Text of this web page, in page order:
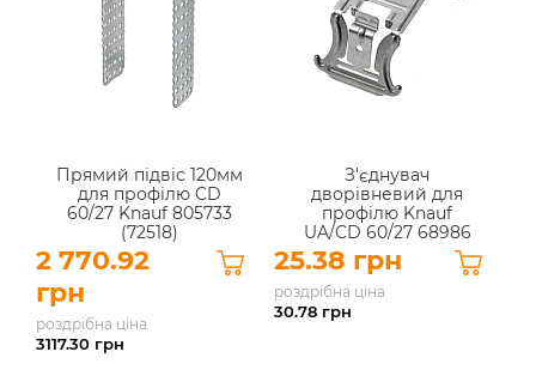
Прямий підвіс 120мм
для профілю CD
60/27 Knauf 805733
(72518)
2 770.92
грн
роздрібна ціна
3117.30 грн
З'єднувач
дворівневий для
профілю Knauf
UA/CD 60/27 68986
25.38 грн
роздрібна ціна
30.78 грн